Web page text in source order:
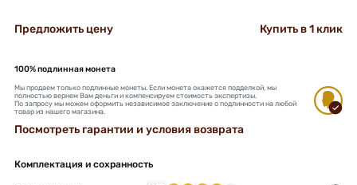
Предложить цену Купить в 1 клик
100% подлинная монета
Мы продаем только подлинные монеты. Если монета окажется подделкой, мы
полностью вернем Вам деньги и компенсируем стоимость экспертизы.
По запросу мы можем оформить независимое заключение о подлинности на любой
товар из нашего магазина.
Посмотреть гарантии и условия возврата
Комплектация и сохранность